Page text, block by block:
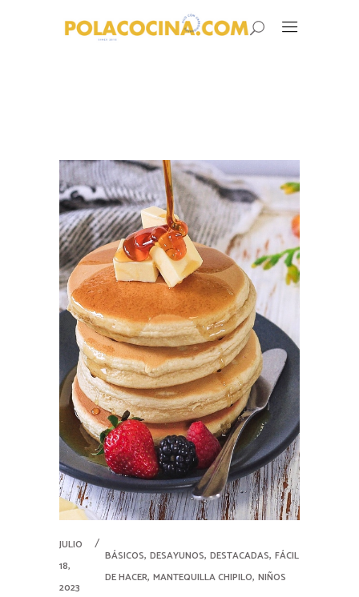
JULIO
18,
2023
BÁSICOS,DESAYUNOS,DESTACADAS,FÁCIL
DE HACER,MANTEQUILLA CHIPILO,NIÑOS